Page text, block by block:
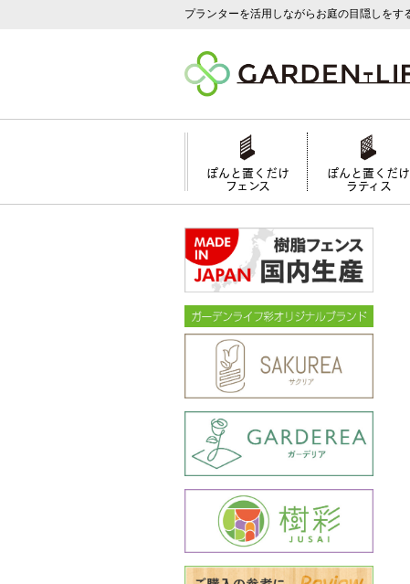
プランターを活用しながらお庭の目隠しをす
ぽんと置くだけ
フェンス
ぽんと置くだけ
ラティス